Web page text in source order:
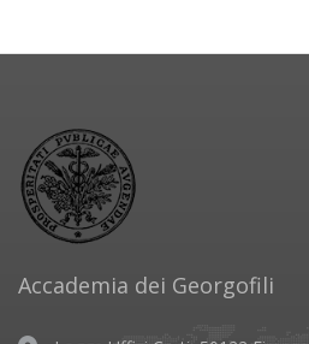
Accademia dei Georgofili